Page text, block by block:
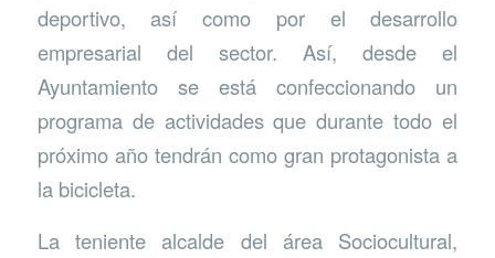
deportivo, así como por el desarrollo
empresarial del sector. Así, desde el
Ayuntamiento se está confeccionando un
programa de actividades que durante todo el
próximo año tendrán como gran protagonista a
la bicicleta.
La teniente alcalde del área Sociocultural,